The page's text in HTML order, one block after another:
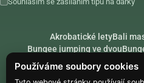
Používáme soubory cookies
Akrobatické letyBali
Bungee jumping ve dvou
Dárek k 18. narozeninám
Dárek k
RádceSecret Santa